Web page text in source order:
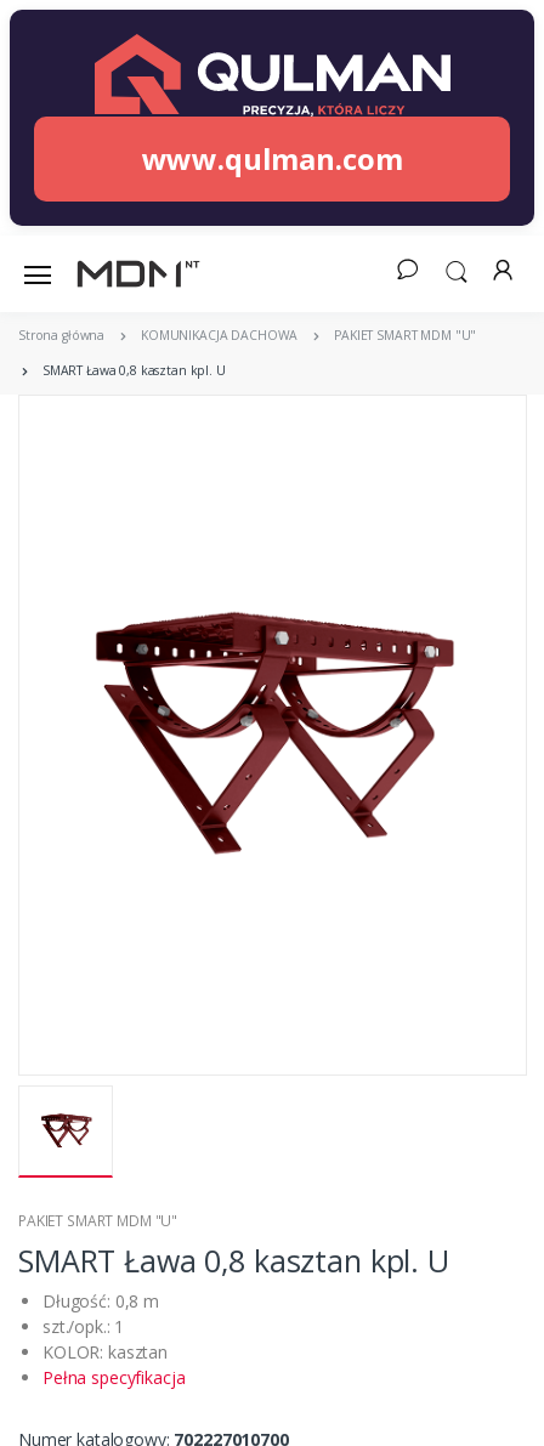
www.qulman.com
Strona główna KOMUNIKACJA DACHOWA PAKIET SMART MDM "U"
SMART Ława 0,8 kasztan kpl. U
PAKIET SMART MDM "U"
SMART Ława 0,8 kasztan kpl. U
Długość: 0,8 m
szt./opk.: 1
KOLOR: kasztan
Pełna specyfikacja
Numer katalogowy: 702227010700